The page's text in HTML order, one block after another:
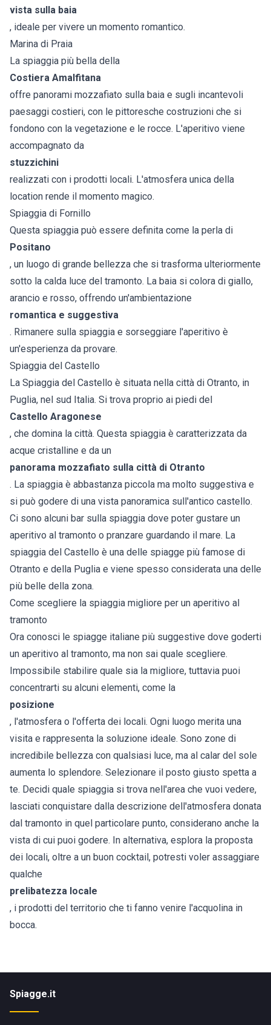
vista sulla baia
, ideale per vivere un momento romantico.
Marina di Praia
La spiaggia più bella della
Costiera Amalfitana
offre panorami mozzafiato sulla baia e sugli incantevoli
paesaggi costieri, con le pittoresche costruzioni che si
fondono con la vegetazione e le rocce. L'aperitivo viene
accompagnato da
stuzzichini
realizzati con i prodotti locali. L'atmosfera unica della
location rende il momento magico.
Spiaggia di Fornillo
Questa spiaggia può essere definita come la perla di
Positano
, un luogo di grande bellezza che si trasforma ulteriormente
sotto la calda luce del tramonto. La baia si colora di giallo,
arancio e rosso, offrendo un'ambientazione
romantica e suggestiva
. Rimanere sulla spiaggia e sorseggiare l'aperitivo è
un'esperienza da provare.
Spiaggia del Castello
La Spiaggia del Castello è situata nella città di Otranto, in
Puglia, nel sud Italia. Si trova proprio ai piedi del
Castello Aragonese
, che domina la città. Questa spiaggia è caratterizzata da
acque cristalline e da un
panorama mozzafiato sulla città di Otranto
. La spiaggia è abbastanza piccola ma molto suggestiva e
si può godere di una vista panoramica sull'antico castello.
Ci sono alcuni bar sulla spiaggia dove poter gustare un
aperitivo al tramonto o pranzare guardando il mare. La
spiaggia del Castello è una delle spiagge più famose di
Otranto e della Puglia e viene spesso considerata una delle
più belle della zona.
Come scegliere la spiaggia migliore per un aperitivo al
tramonto
Ora conosci le spiagge italiane più suggestive dove goderti
un aperitivo al tramonto, ma non sai quale scegliere.
Impossibile stabilire quale sia la migliore, tuttavia puoi
concentrarti su alcuni elementi, come la
posizione
, l'atmosfera o l'offerta dei locali. Ogni luogo merita una
visita e rappresenta la soluzione ideale. Sono zone di
incredibile bellezza con qualsiasi luce, ma al calar del sole
aumenta lo splendore. Selezionare il posto giusto spetta a
te. Decidi quale spiaggia si trova nell'area che vuoi vedere,
lasciati conquistare dalla descrizione dell'atmosfera donata
dal tramonto in quel particolare punto, considerano anche la
vista di cui puoi godere. In alternativa, esplora la proposta
dei locali, oltre a un buon cocktail, potresti voler assaggiare
qualche
prelibatezza locale
, i prodotti del territorio che ti fanno venire l'acquolina in
bocca.
Spiagge.it